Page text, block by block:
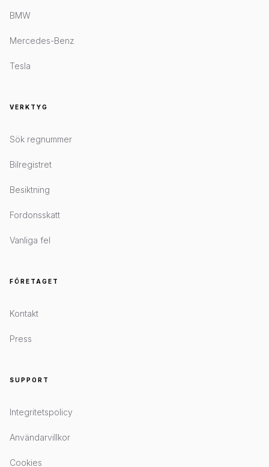
BMW
Mercedes-Benz
Tesla
VERKTYG
Sök regnummer
Bilregistret
Besiktning
Fordonsskatt
Vanliga fel
FÖRETAGET
Kontakt
Press
SUPPORT
Integritetspolicy
Användarvillkor
Cookies